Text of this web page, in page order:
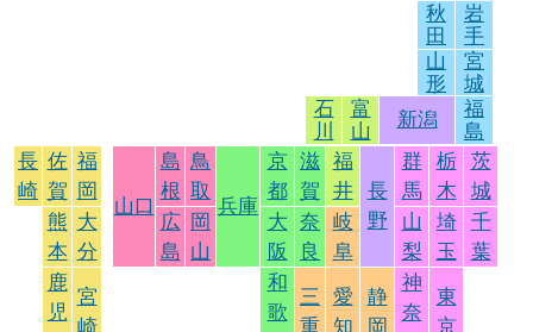
秋
田
岩
手
山
形
宮
城
石
川
富
山
新潟
福
島
長
崎
佐
賀
福
岡
山口
島
根
鳥
取
兵庫
京
都
滋
賀
福
井
長
野
群
馬
栃
木
茨
城
熊
本
大
分
広
島
岡
山
大
阪
奈
良
岐
阜
山
梨
埼
玉
千
葉
鹿
児
宮
崎
和
歌
三
重
愛
知
静
岡
神
奈
東
京